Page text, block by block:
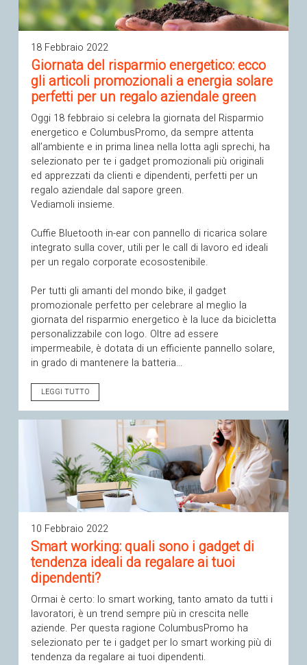
18 Febbraio 2022
Giornata del risparmio energetico: ecco
gli articoli promozionali a energia solare
perfetti per un regalo aziendale green
Oggi 18 febbraio si celebra la giornata del Risparmio
energetico e ColumbusPromo, da sempre attenta
all’ambiente e in prima linea nella lotta agli sprechi, ha
selezionato per te i gadget promozionali più originali
ed apprezzati da clienti e dipendenti, perfetti per un
regalo aziendale dal sapore green.
Vediamoli insieme.
Cuffie Bluetooth in-ear con pannello di ricarica solare
integrato sulla cover, utili per le call di lavoro ed ideali
per un regalo corporate ecosostenibile.
Per tutti gli amanti del mondo bike, il gadget
promozionale perfetto per celebrare al meglio la
giornata del risparmio energetico è la luce da bicicletta
personalizzabile con logo. Oltre ad essere
impermeabile, è dotata di un efficiente pannello solare,
in grado di mantenere la batteria…
LEGGI TUTTO
10 Febbraio 2022
Smart working: quali sono i gadget di
tendenza ideali da regalare ai tuoi
dipendenti?
Ormai è certo: lo smart working, tanto amato da tutti i
lavoratori, è un trend sempre più in crescita nelle
aziende. Per questa ragione ColumbusPromo ha
selezionato per te i gadget per lo smart working più di
tendenza da regalare ai tuoi dipendenti.